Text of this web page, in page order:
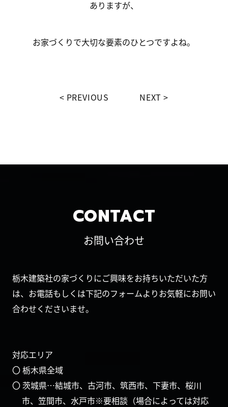
ありますが、
お家づくりで大切な要素のひとつですよね。
PREVIOUS NEXT
CONTACT
お問い合わせ
栃木建築社の家づくりにご興味をお持ちいただいた方
は、お電話もしくは下記のフォームよりお気軽にお問い
合わせくださいませ。
対応エリア
〇 栃木県全域
〇 茨城県…結城市、古河市、筑西市、下妻市、桜川
市、笠間市、水戸市※要相談（場合によっては対応